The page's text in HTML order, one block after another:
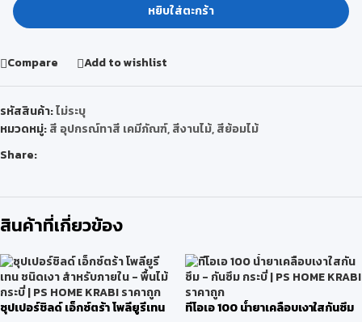
หยิบใส่ตะกร้า
Compare Add to wishlist
รหัสสินค้า:ไม่ระบุ
หมวดหมู่:สี อุปกรณ์ทาสี เคมีภัณฑ์,สีงานไม้,สีย้อมไม้
Share:
สินค้าที่เกี่ยวข้อง
ซุปเปอร์ชิลด์ เอ็กซ์ตร้า โพลียูรีเทน
ทีโอเอ 100 น้ำยาเคลือบเงาใสกันซึม